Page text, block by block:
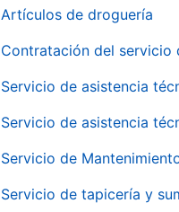
Artículos de droguería
Contratación del servicio
Servicio de asistencia
Servicio de asistencia
Servicio de
Servicio de tapicería y